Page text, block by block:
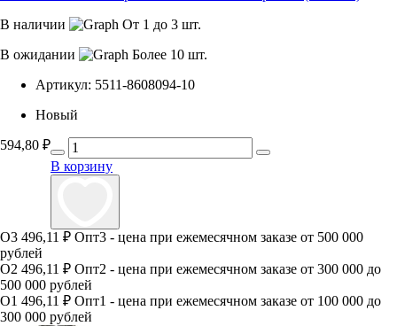
В наличии
От 1 до 3 шт.
В ожидании
Более 10 шт.
Артикул: 5511-8608094-10
Новый
594,80 ₽
В корзину
О3 496,11 ₽ Опт3 - цена при ежемесячном заказе от 500 000
рублей
О2 496,11 ₽ Опт2 - цена при ежемесячном заказе от 300 000 до
500 000 рублей
О1 496,11 ₽ Опт1 - цена при ежемесячном заказе от 100 000 до
300 000 рублей